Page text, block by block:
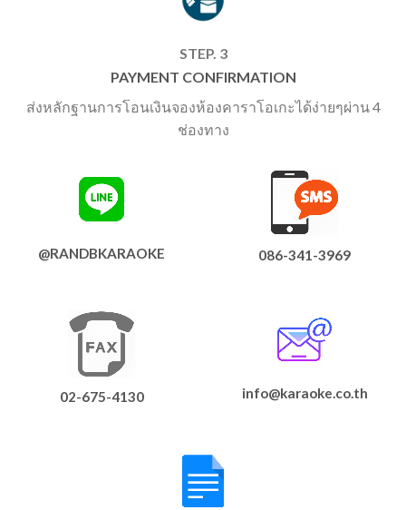
STEP. 3
PAYMENT CONFIRMATION
ส่งหลักฐานการโอนเงินจองห้องคาราโอเกะได้ง่ายๆผ่าน 4
ช่องทาง
@RANDBKARAOKE 086-341-3969
02-675-4130 info@karaoke.co.th